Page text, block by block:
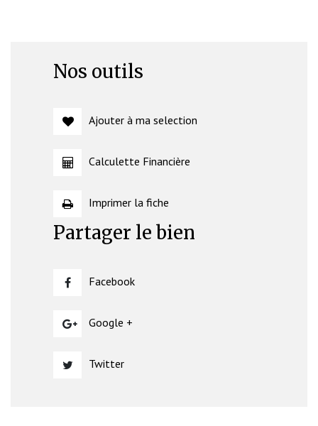
Nos outils
Ajouter à ma selection
Calculette Financière
Imprimer la fiche
Partager le bien
Facebook
Google +
Twitter